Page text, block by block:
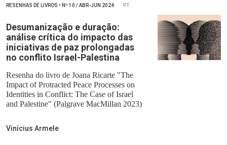
RESENHAS DE LIVROS • Nº 10 / ABR-JUN 2024 PT
Desumanização e duração:
análise crítica do impacto das
iniciativas de paz prolongadas
no conflito Israel-Palestina
Resenha do livro de Joana Ricarte "The
Impact of Protracted Peace Processes on
Identities in Conflict: The Case of Israel
and Palestine" (Palgrave MacMillan 2023)
Vinícius Armele